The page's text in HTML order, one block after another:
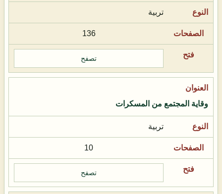
تربية
136
تصفح
وقاية المجتمع من المسكرات
تربية
10
تصفح